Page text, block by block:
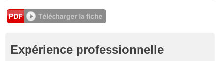
Expérience professionnelle